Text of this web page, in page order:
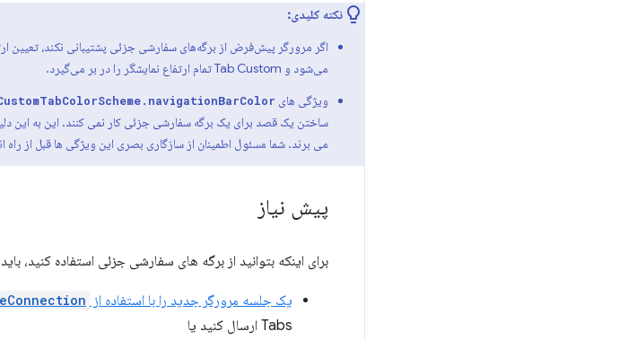
نکته کلیدی:
می‌شود و Tab Custom تمام ارتفاع نمایشگر را در بر می‌گیرد.
ویژگی های
ساختن یک قصد برای یک برگه سفارشی جزئی کار نمی کنند. این به این
می برند. شما مسئول اطمینان از سازگاری بصری این ویژگی ها قبل از
پیش نیاز
برای اینکه بتوانید از برگه های سفارشی جزئی استفاده کنید،
یک جلسه مرورگر جدید را با استفاده از
Tabs ارسال کنید یا